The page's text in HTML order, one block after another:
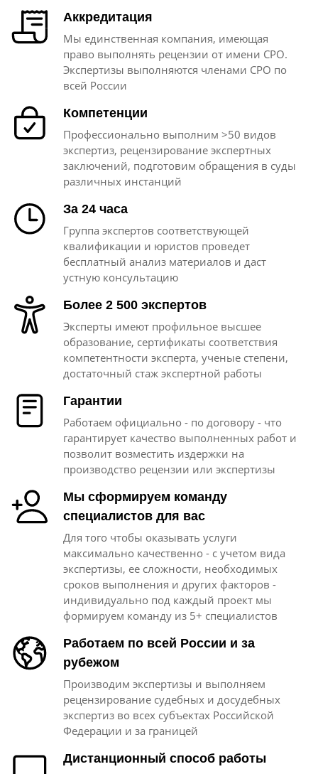
Аккредитация
Мы единственная компания, имеющая
право выполнять рецензии от имени СРО.
Экспертизы выполняются членами СРО по
всей России
Компетенции
Профессионально выполним >50 видов
экспертиз, рецензирование экспертных
заключений, подготовим обращения в суды
различных инстанций
За 24 часа
Группа экспертов соответствующей
квалификации и юристов проведет
бесплатный анализ материалов и даст
устную консультацию
Более 2 500 экспертов
Эксперты имеют профильное высшее
образование, сертификаты соответствия
компетентности эксперта, ученые степени,
достаточный стаж экспертной работы
Гарантии
Работаем официально - по договору - что
гарантирует качество выполненных работ и
позволит возместить издержки на
производство рецензии или экспертизы
Мы сформируем команду
специалистов для вас
Для того чтобы оказывать услуги
максимально качественно - с учетом вида
экспертизы, ее сложности, необходимых
сроков выполнения и других факторов -
индивидуально под каждый проект мы
формируем команду из 5+ специалистов
Работаем по всей России и за
рубежом
Производим экспертизы и выполняем
рецензирование судебных и досудебных
экспертиз во всех субъектах Российской
Федерации и за границей
Дистанционный способ работы